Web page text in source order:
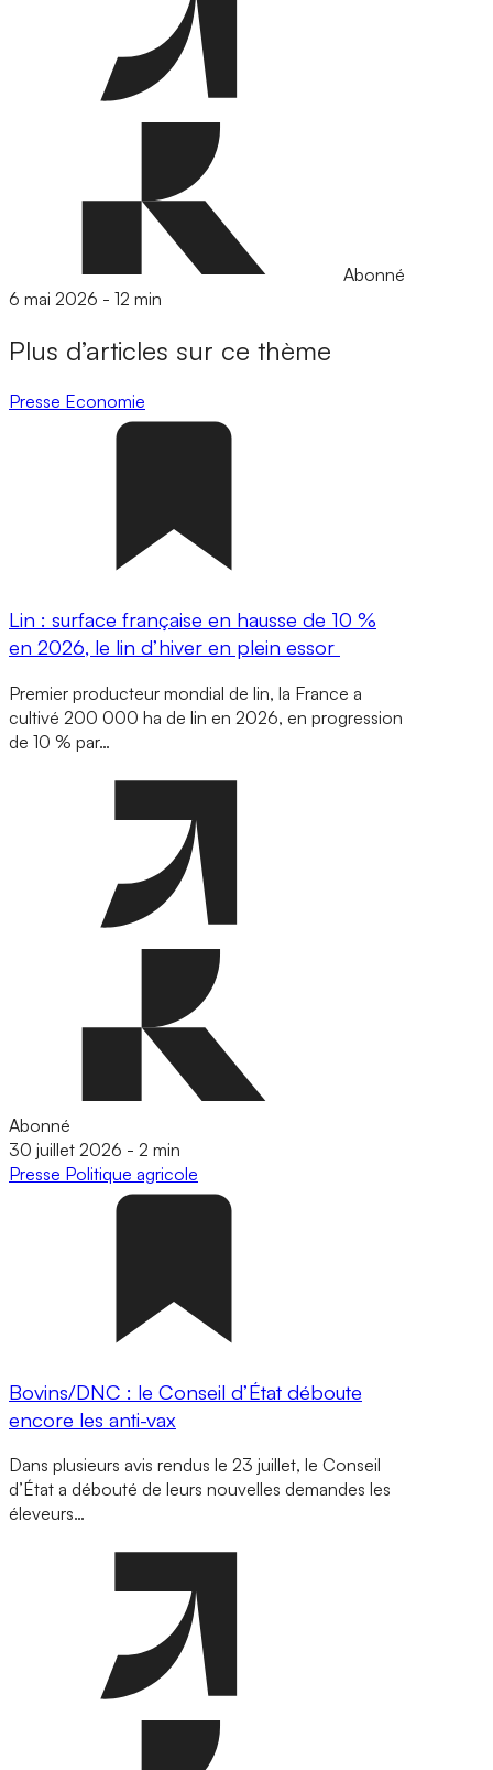
Abonné
6 mai 2026 - 12 min
Plus d’articles sur ce thème
Presse Economie
Lin : surface française en hausse de 10 %
en 2026, le lin d’hiver en plein essor
Premier producteur mondial de lin, la France a
cultivé 200 000 ha de lin en 2026, en progression
de 10 % par…
Abonné
30 juillet 2026 - 2 min
Presse Politique agricole
Bovins/DNC : le Conseil d’État déboute
encore les anti-vax
Dans plusieurs avis rendus le 23 juillet, le Conseil
d’État a débouté de leurs nouvelles demandes les
éleveurs…